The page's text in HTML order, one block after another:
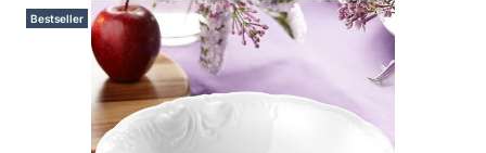
Bestseller